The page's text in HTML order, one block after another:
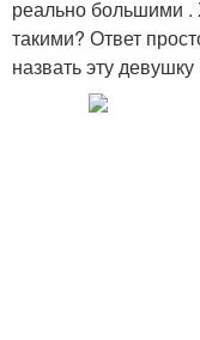
реально большими .
такими? Ответ
назвать эту